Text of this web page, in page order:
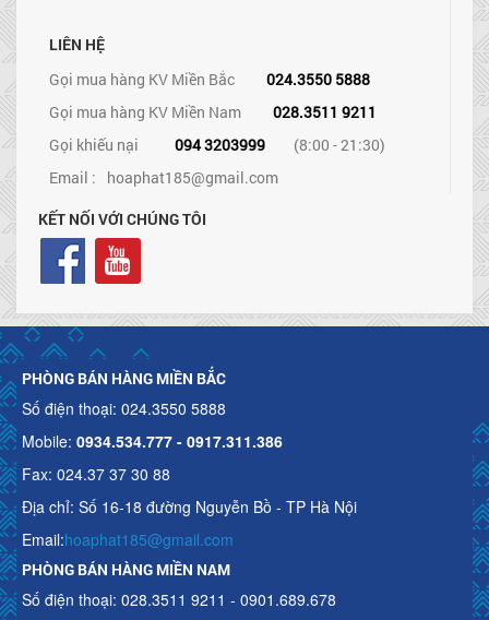
LIÊN HỆ
Gọi mua hàng KV Miền Bắc
024.3550 5888
Gọi mua hàng KV Miền Nam
028.3511 9211
Gọi khiếu nại
094 3203999
(8:00 - 21:30)
Email : hoaphat185@gmail.com
KẾT NỐI VỚI CHÚNG TÔI
PHÒNG BÁN HÀNG MIỀN BẮC
Số điện thoại: 024.3550 5888
Mobile: 0934.534.777 - 0917.311.386
Fax: 024.37 37 30 88
Địa chỉ: Số 16-18 đường Nguyễn Bồ - TP Hà Nội
Email:hoaphat185@gmail.com
PHÒNG BÁN HÀNG MIỀN NAM
Số điện thoại: 028.3511 9211 - 0901.689.678